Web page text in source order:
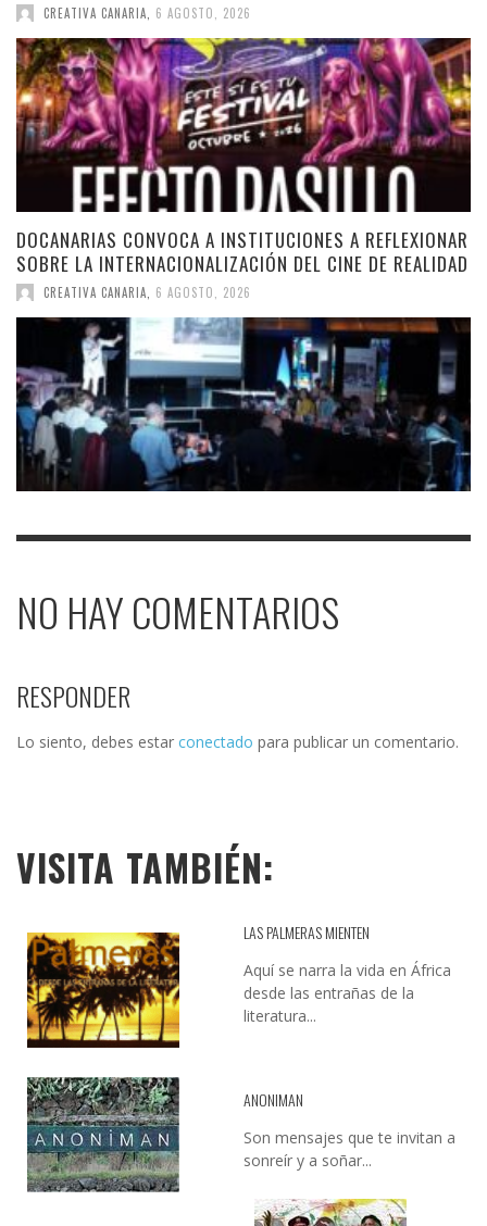
CREATIVA CANARIA 6 AGOSTO, 2026
DOCANARIAS CONVOCA A INSTITUCIONES A REFLEXIONAR
SOBRE LA INTERNACIONALIZACIÓN DEL CINE DE REALIDAD
CREATIVA CANARIA 6 AGOSTO, 2026
NO HAY COMENTARIOS
RESPONDER
Lo siento, debes estar conectado para publicar un comentario.
VISITA TAMBIÉN:
LAS PALMERAS MIENTEN
Aquí se narra la vida en África
desde las entrañas de la
literatura...
ANONIMAN
Son mensajes que te invitan a
sonreír y a soñar...